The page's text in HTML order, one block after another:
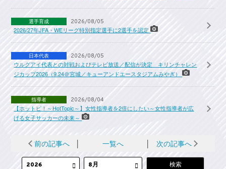
選手育成 2026/08/05
2026/27年JFA・WEリーグ特別指定選手に2選手を認定
日本代表 2026/08/05
ウルグアイ代表との対戦およびテレビ放送／配信が決定 キリンチャレン
ジカップ2026（9.24＠宮城／キューアンドエースタジアムみやぎ）
指導者 2026/08/04
【ホットピ！～HotTopic～】女性指導者を2倍にしたい～女性指導者が広
げる女子サッカーの未来～
前の記事へ │ 一覧へ │ 次の記事へ